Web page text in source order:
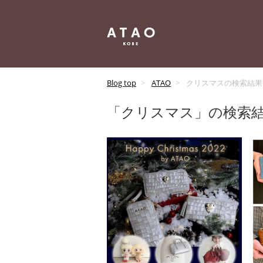
Blog top ATAO クリスマスの検索結果
「クリスマス」の検索